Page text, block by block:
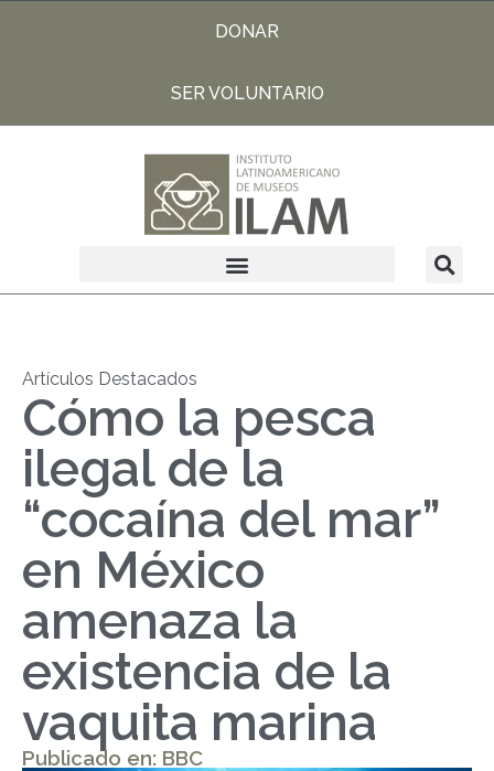
DONAR
SER VOLUNTARIO
Artículos Destacados
Cómo la pesca
ilegal de la
“cocaína del mar”
en México
amenaza la
existencia de la
vaquita marina
Publicado en: BBC